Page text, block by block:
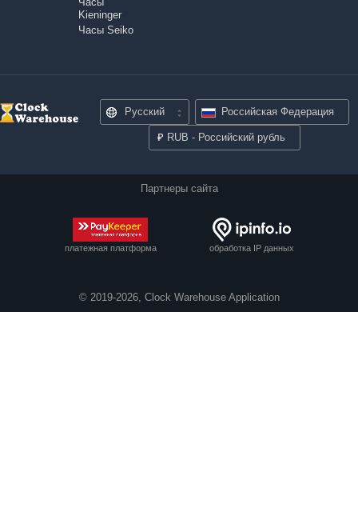
Kieninger
Часы Seiko
Русский Российская Федерация
₽ RUB - Российский рубль
Партнеры сайта
платежная платформа обработка IP данных
© 2019-2026, Clock Warehouse Application